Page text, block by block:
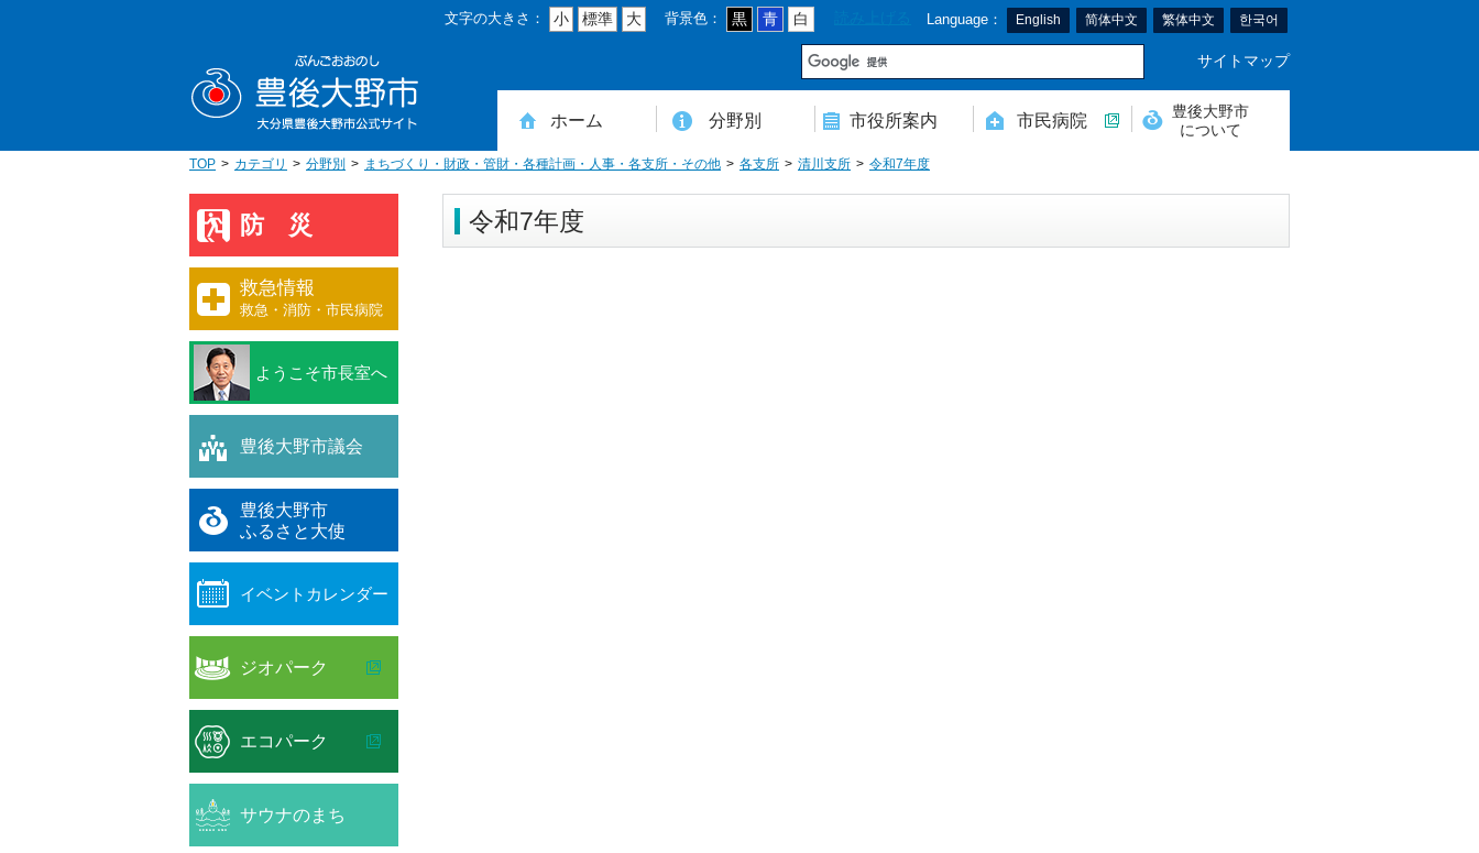
移
文字の大きさ： 小 標準 大 背景色： 黒 青 白 Language： English 简体中文 繁体中文 한국어
サイトマップ
ホーム 分野別
住民登録・戸籍・印鑑・マイナンバー
税・年金・国民健康保険・後期高齢者医療
教育・文化・スポーツ・人権・男女共同参画
健康・医療・介護・福祉・食育
消防・防災・安全・環境・ごみ・住宅・水道
商工・労働・消費者行政
入札・契約・工事・委託
農業・林業・農業委員会事務局
道路・都市計画・地籍・交通
議会・選管・監査
まちづくり・財政・管財・各種計画・人事・各支所・その他
市役所案内
本庁舎案内図
庁舎案内
行政組織
市民病院
豊後大野市
について
人口・世帯数・高齢者人口
豊後大野市の概要
豊後大野市の歴史
合併経過
市章・市民憲章・市花・市木等
豊後大野市友好交流協定
豊後大野市のすがた
豊後大野市の観光
豊後大野市の各種計画
ようこそ市長室へ
名誉市民
豊後大野市ふるさと大使
TOP カテゴリ 分野別 まちづくり・財政・管財・各種計画・人事・各支所・その他 各支所 清川支所 令和7年度
令和7年度
防災
救急情報
救急・消防・市民病院
ようこそ市長室へ
豊後大野市議会
豊後大野市
ふるさと大使
イベントカレンダー
ジオパーク
エコパーク
サウナのまち